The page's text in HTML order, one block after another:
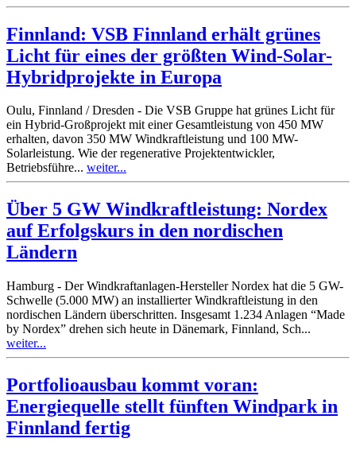
Finnland: VSB Finnland erhält grünes
Licht für eines der größten Wind-Solar-
Hybridprojekte in Europa
Oulu, Finnland / Dresden - Die VSB Gruppe hat grünes Licht für
ein Hybrid-Großprojekt mit einer Gesamtleistung von 450 MW
erhalten, davon 350 MW Windkraftleistung und 100 MW-
Solarleistung. Wie der regenerative Projektentwickler,
Betriebsführe... weiter...
Über 5 GW Windkraftleistung: Nordex
auf Erfolgskurs in den nordischen
Ländern
Hamburg - Der Windkraftanlagen-Hersteller Nordex hat die 5 GW-
Schwelle (5.000 MW) an installierter Windkraftleistung in den
nordischen Ländern überschritten. Insgesamt 1.234 Anlagen “Made
by Nordex” drehen sich heute in Dänemark, Finnland, Sch...
weiter...
Portfolioausbau kommt voran:
Energiequelle stellt fünften Windpark in
Finnland fertig